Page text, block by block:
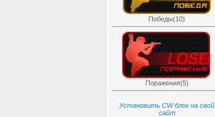
Победы(10)
Поражения(5)
Установить CW блок на свой
сайт